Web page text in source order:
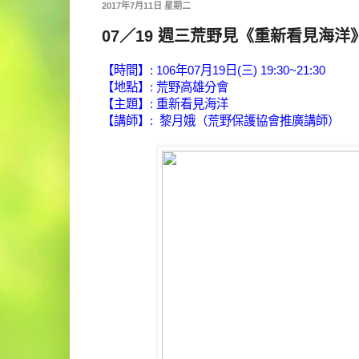
2017年7月11日 星期二
07／19 週三荒野見《重新看見海洋
【時間】: 106年07月19日(三) 19:30~21:30
【地點】: 荒野高雄分會
【主題】: 重新看見海洋
【講師】: 黎月娥（荒野保護協會推廣講師）